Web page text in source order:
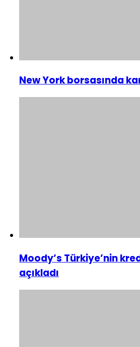
New York borsasında
Moody’s Türkiye’nin
açıkladı